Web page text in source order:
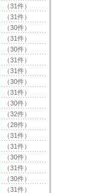
（31件）
（31件）
（30件）
（31件）
（30件）
（31件）
（31件）
（30件）
（31件）
（30件）
（32件）
（28件）
（31件）
（31件）
（30件）
（31件）
（30件）
（31件）